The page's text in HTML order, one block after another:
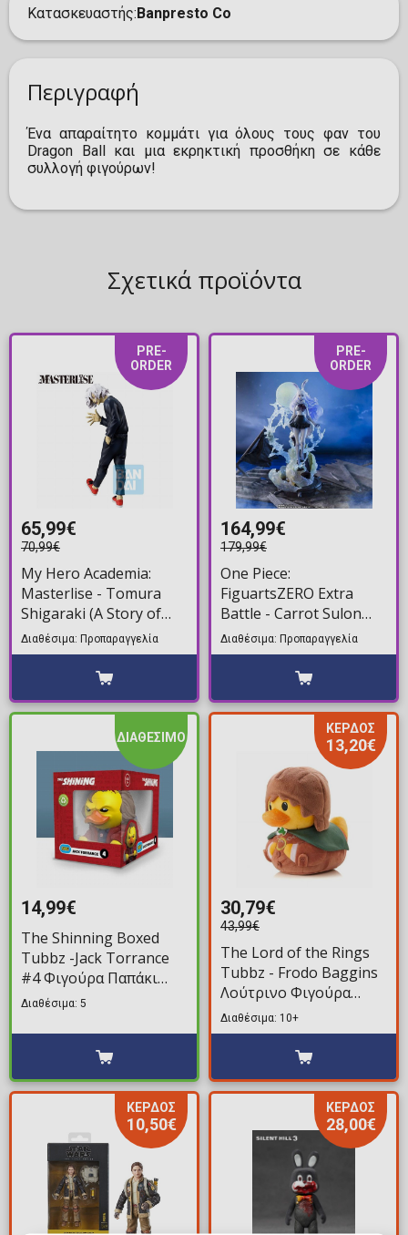
Κατασκευαστής Banpresto Co
Περιγραφή
Ένα απαραίτητο κομμάτι για όλους τους φαν του
Dragon Ball και μια εκρηκτική προσθήκη σε κάθε
συλλογή φιγούρων!
Σχετικά προϊόντα
PRE-
ORDER
65,99€
70,99€
My Hero Academia:
Masterlise - Tomura
Shigaraki (A Story of
Reaching Out) Φιγούρα
Αγαλματίδιο (23cm)
Διαθέσιμα: Προπαραγγελία
PRE-
ORDER
164,99€
179,99€
One Piece:
FiguartsZERO Extra
Battle - Carrot Sulon
Φιγούρα Αγαλματίδιο
(28cm)
Διαθέσιμα: Προπαραγγελία
ΔΙΑΘΕΣΙΜΟ
14,99€
The Shinning Boxed
Tubbz -Jack Torrance
#4 Φιγούρα Παπάκι
Μπάνιου (10cm)
Διαθέσιμα: 5
ΚΕΡΔΟΣ
13,20€
30,79€
43,99€
The Lord of the Rings
Tubbz - Frodo Baggins
Λούτρινο Φιγούρα
(30cm)
Διαθέσιμα: 10+
ΚΕΡΔΟΣ
10,50€
ΚΕΡΔΟΣ
28,00€